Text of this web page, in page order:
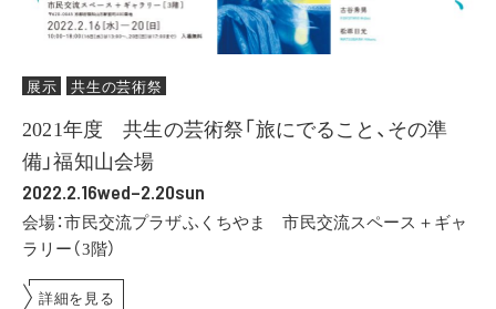
展示 共生の芸術祭
2021年度 共生の芸術祭「旅にでること、その準
備」福知山会場
2022.2.16wed–2.20sun
会場：市民交流プラザふくちやま 市民交流スペース＋ギャ
ラリー（3階）
詳細を見る